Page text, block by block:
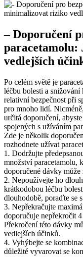
– Doporučení
vedlejších
Po celém světě je
léčbu bolesti a snižování
relativní bezpečnost při
pro mnoho lidí.
určitá doporučení,
spojených s užíváním
Zde je několik
rozhodnete užívat
1. Dodržujte
množství paracetamolu,
doporučené dávky
2. Nepoužívejte ho
krátkodobou léčbu
dlouhodobě, poraďte se
3. Nepřekračujte
doporučuje nepřekročit
Překročení této dávky
vedlejších účinků.
4. Vyhýbejte se
důležité vyvarovat se